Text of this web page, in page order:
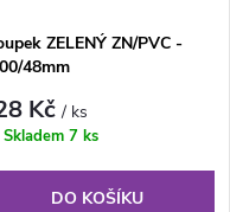
ZELENÝ ZN/PVC -
48mm
Kč/ ks
Skladem 7 ks
DO KOŠÍKU